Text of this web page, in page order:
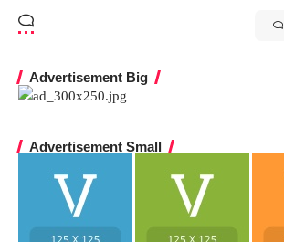
Advertisement Big
Advertisement Small